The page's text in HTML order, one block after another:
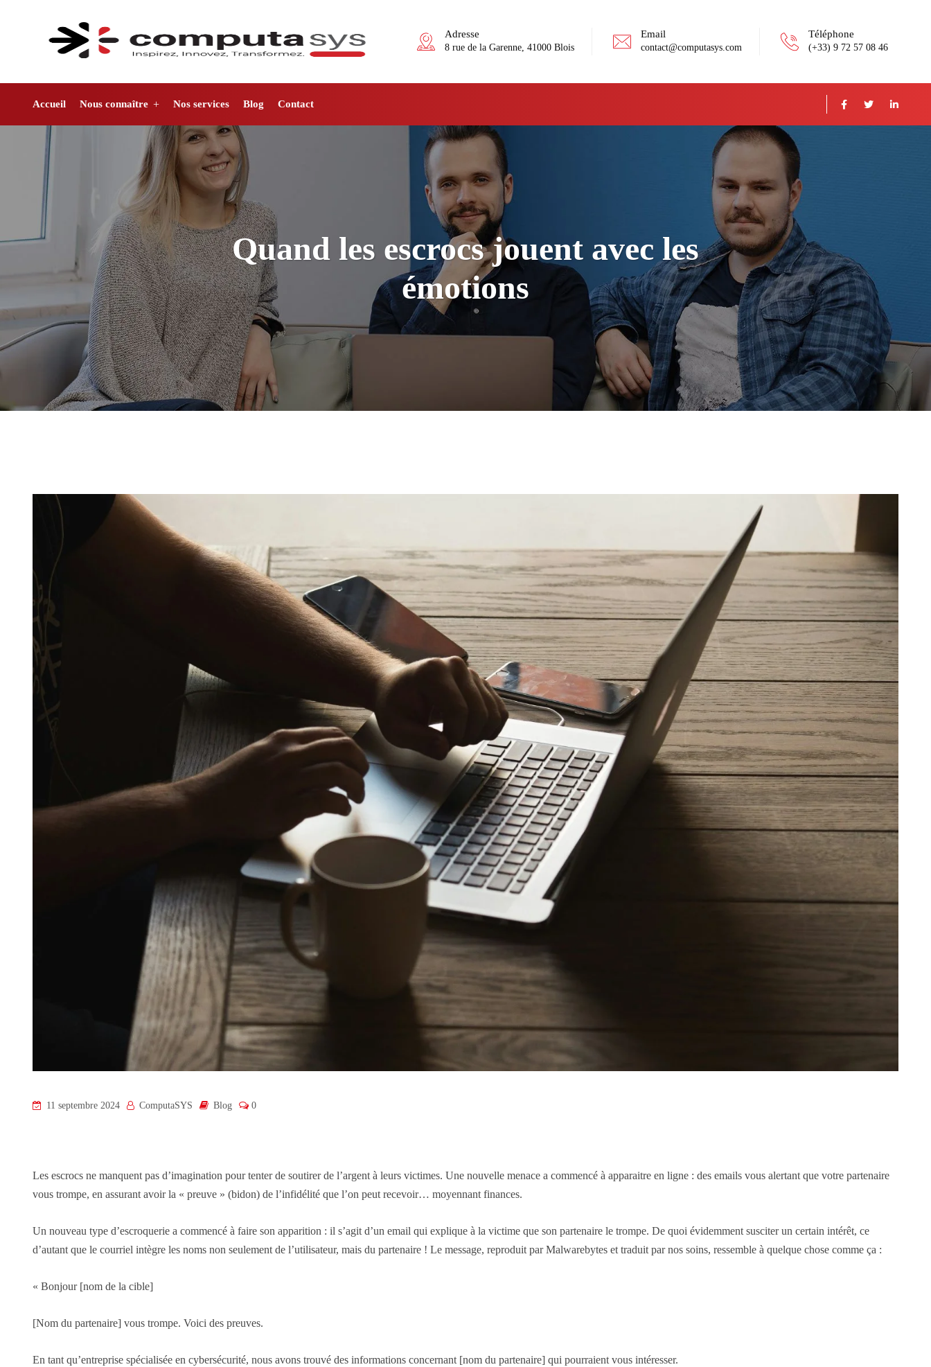
Adresse
8 rue de la Garenne, 41000 Blois
Email
contact@computasys.com
Téléphone
(+33) 9 72 57 08 46
Accueil Nous connaître Nos services Blog Contact
Quand les escrocs jouent avec les
émotions
11 septembre 2024 ComputaSYS Blog 0
Les escrocs ne manquent pas d’imagination pour tenter de soutirer de l’argent à leurs victimes. Une nouvelle menace a commencé à apparaitre en ligne : des emails vous alertant que votre partenaire
vous trompe, en assurant avoir la « preuve » (bidon) de l’infidélité que l’on peut recevoir… moyennant finances.
Un nouveau type d’escroquerie a commencé à faire son apparition : il s’agit d’un email qui explique à la victime que son partenaire le trompe. De quoi évidemment susciter un certain intérêt, ce
d’autant que le courriel intègre les noms non seulement de l’utilisateur, mais du partenaire ! Le message, reproduit par Malwarebytes et traduit par nos soins, ressemble à quelque chose comme ça :
« Bonjour [nom de la cible]
[Nom du partenaire] vous trompe. Voici des preuves.
En tant qu’entreprise spécialisée en cybersécurité, nous avons trouvé des informations concernant [nom du partenaire] qui pourraient vous intéresser.